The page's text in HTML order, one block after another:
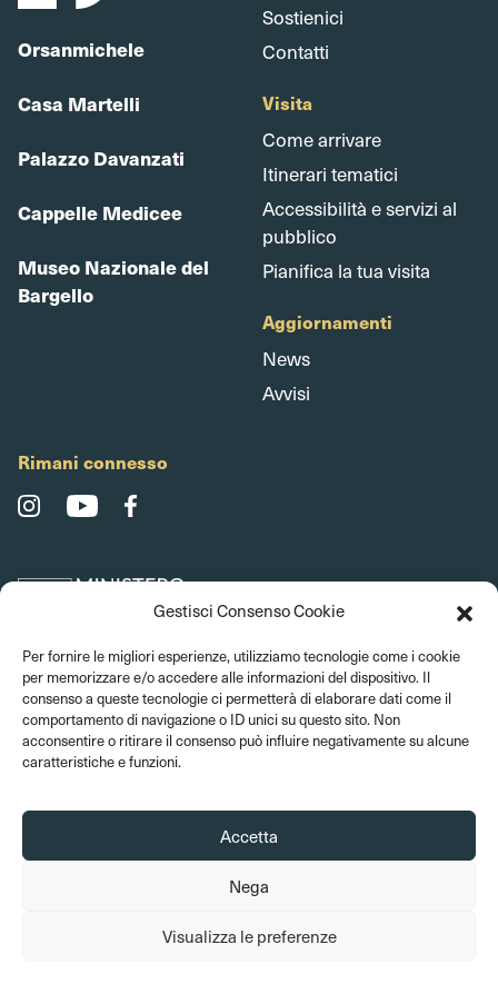
Gestisci Consenso Cookie
Per fornire le migliori esperienze, utilizziamo tecnologie come i cookie
per memorizzare e/o accedere alle informazioni del dispositivo. Il
consenso a queste tecnologie ci permetterà di elaborare dati come il
comportamento di navigazione o ID unici su questo sito. Non
acconsentire o ritirare il consenso può influire negativamente su alcune
caratteristiche e funzioni.
Accetta
Nega
Visualizza le preferenze
Orsanmichele
Casa Martelli
Palazzo Davanzati
Cappelle Medicee
Museo Nazionale del
Bargello
Sostienici
Contatti
Visita
Come arrivare
Itinerari tematici
Accessibilità e servizi al
pubblico
Pianifica la tua visita
Aggiornamenti
News
Avvisi
Rimani connesso
© 2026 Musei del Bargello. Tutti i diritti sono riservati
Amministrazione trasparente